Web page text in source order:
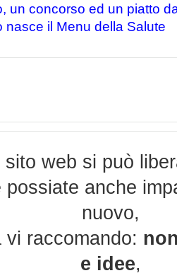
un concorso ed un piatto
nasce il Menu della Salute
sito web si può
possiate anche
nuovo,
raccomando:
e idee,